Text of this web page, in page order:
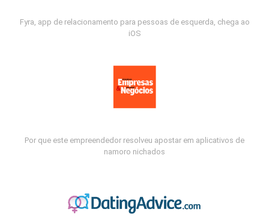
Fyra, app de relacionamento para pessoas de esquerda, chega ao
iOS
Por que este empreendedor resolveu apostar em aplicativos de
namoro nichados